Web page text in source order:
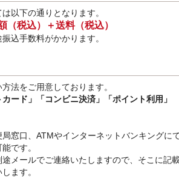
以下の通りとなります。
（税込）＋送料（税込）
振込手数料がかかります。
法をご用意しております。
カード」「コンビニ決済」「ポイント利用」
窓口、ATMやインターネットバンキングに
です。
メールでご連絡いたしますので、そこに記
ます。